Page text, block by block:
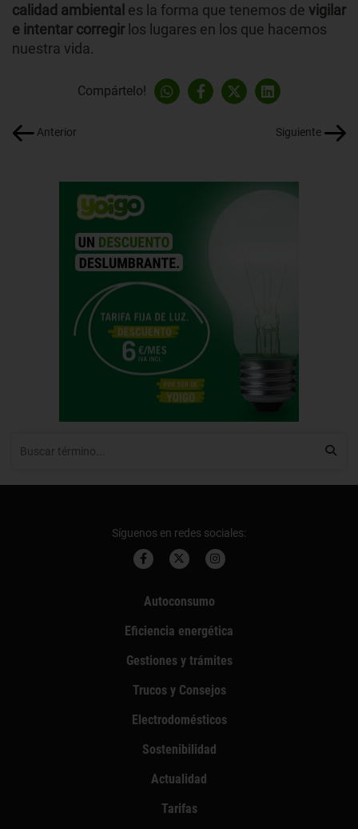
calidad ambiental es la forma que tenemos de vigilar
e intentar corregir los lugares en los que hacemos
nuestra vida.
Compártelo!
Anterior Siguiente
Síguenos en redes sociales:
Autoconsumo
Eficiencia energética
Gestiones y trámites
Trucos y Consejos
Electrodomésticos
Sostenibilidad
Actualidad
Tarifas